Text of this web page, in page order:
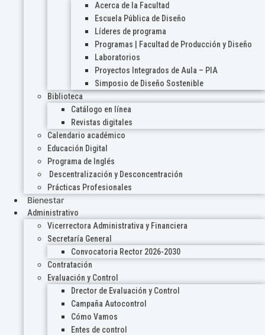
Acerca de la Facultad
Escuela Pública de Diseño
Líderes de programa
Programas | Facultad de Producción y Diseño
Laboratorios
Proyectos Integrados de Aula – PIA
Simposio de Diseño Sostenible
Biblioteca
Catálogo en línea
Revistas digitales
Calendario académico
Educación Digital
Programa de Inglés
Descentralización y Desconcentración
Prácticas Profesionales
Bienestar
Administrativo
Vicerrectora Administrativa y Financiera
Secretaría General
Convocatoria Rector 2026-2030
Contratación
Evaluación y Control
Drector de Evaluación y Control
Campaña Autocontrol
Cómo Vamos
Entes de control